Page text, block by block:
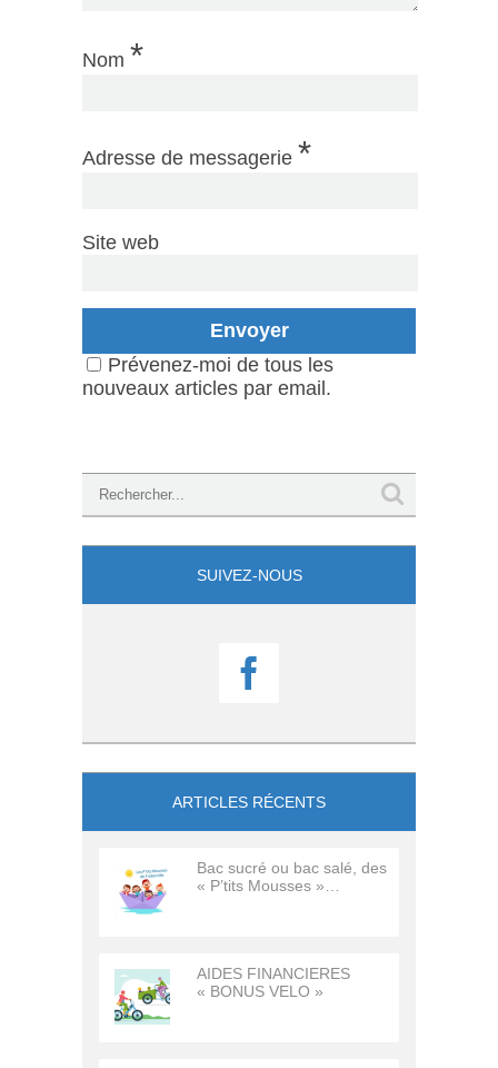
Nom *
Adresse de messagerie *
Site web
Prévenez-moi de tous les
nouveaux articles par email.
SUIVEZ-NOUS

ARTICLES RÉCENTS
Bac sucré ou bac salé, des
« P’tits Mousses »…
AIDES FINANCIERES
« BONUS VELO »